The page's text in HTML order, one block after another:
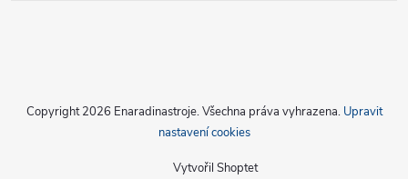
Vytvořil Shoptet
Copyright 2026 Enaradinastroje. Všechna práva vyhrazena. Upravit
nastavení cookies